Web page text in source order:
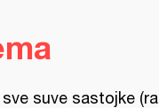
suve sastojke